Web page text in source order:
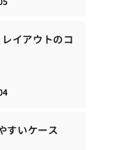
イアウトのコ
すいケース